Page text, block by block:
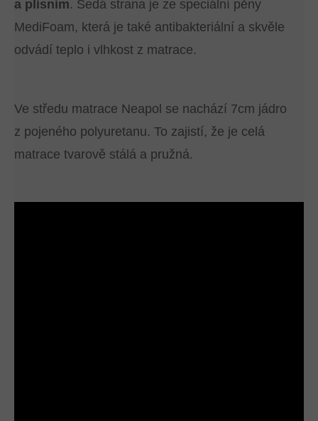
a plísním. Šedá strana je ze speciální pěny
MediFoam, která je také antibakteriální a skvěle
odvádí teplo i vlhkost z matrace.
Ve středu matrace Neapol se nachází 7cm jádro
z pojeného polyuretanu. To zajistí, že je celá
matrace tvarově stálá a pružná.